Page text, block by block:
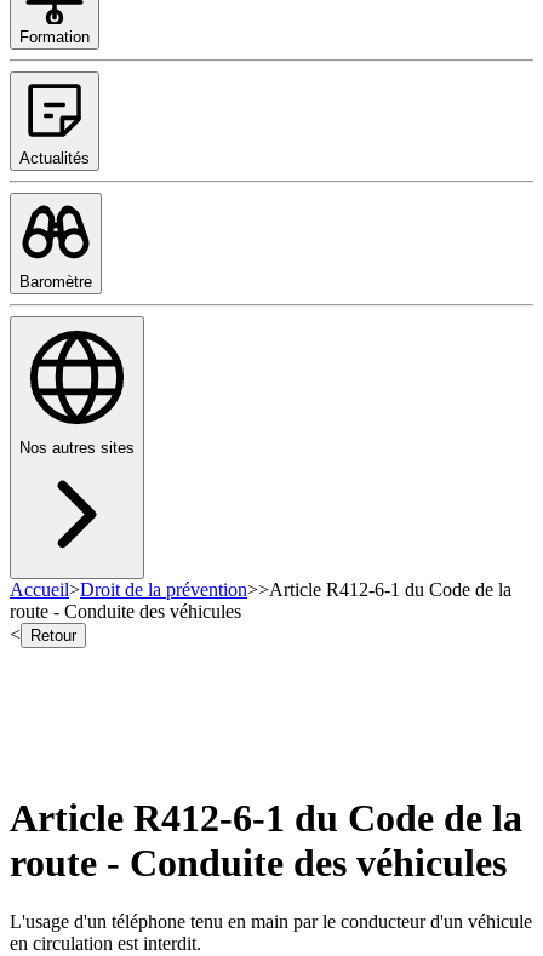
Formation
Actualités
Baromètre
Nos autres sites
Accueil>Droit de la prévention>>Article R412-6-1 du Code de la
route - Conduite des véhicules
<
Retour
Article R412-6-1 du Code de la
route - Conduite des véhicules
L'usage d'un téléphone tenu en main par le conducteur d'un véhicule
en circulation est interdit.